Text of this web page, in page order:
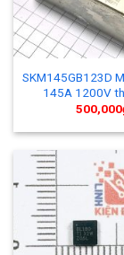
SKM145GB123D
145A 1200V
500,000